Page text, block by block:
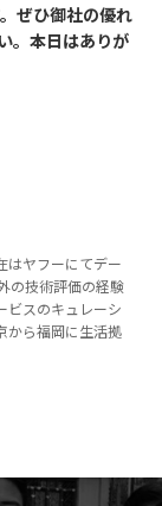
ぜひ御社の優れ
。本日はありが
はヤフーにてデー
の技術評価の経験
ビスのキュレーシ
から福岡に生活拠